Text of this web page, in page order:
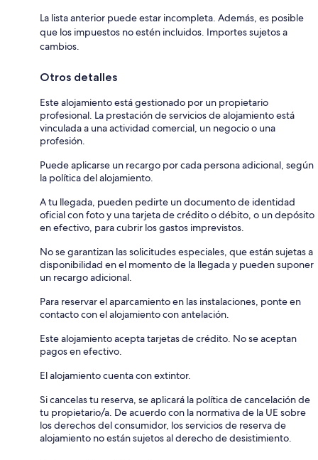
La lista anterior puede estar incompleta. Además, es posible
que los impuestos no estén incluidos. Importes sujetos a
cambios.
Otros detalles
Este alojamiento está gestionado por un propietario
profesional. La prestación de servicios de alojamiento está
vinculada a una actividad comercial, un negocio o una
profesión.
Puede aplicarse un recargo por cada persona adicional, según
la política del alojamiento.
A tu llegada, pueden pedirte un documento de identidad
oficial con foto y una tarjeta de crédito o débito, o un depósito
en efectivo, para cubrir los gastos imprevistos.
No se garantizan las solicitudes especiales, que están sujetas a
disponibilidad en el momento de la llegada y pueden suponer
un recargo adicional.
Para reservar el aparcamiento en las instalaciones, ponte en
contacto con el alojamiento con antelación.
Este alojamiento acepta tarjetas de crédito. No se aceptan
pagos en efectivo.
El alojamiento cuenta con extintor.
Si cancelas tu reserva, se aplicará la política de cancelación de
tu propietario/a. De acuerdo con la normativa de la UE sobre
los derechos del consumidor, los servicios de reserva de
alojamiento no están sujetos al derecho de desistimiento.